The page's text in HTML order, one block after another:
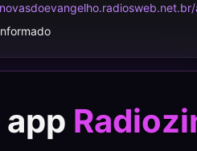
app